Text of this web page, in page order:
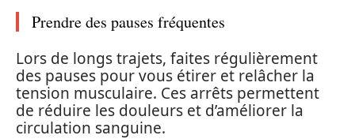
Prendre des pauses fréquentes
Lors de longs trajets, faites régulièrement
des pauses pour vous étirer et relâcher la
tension musculaire. Ces arrêts permettent
de réduire les douleurs et d’améliorer la
circulation sanguine.